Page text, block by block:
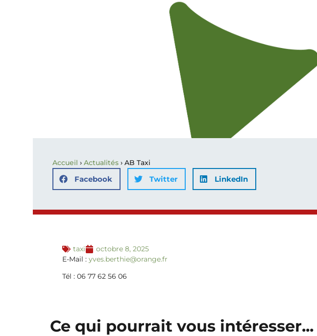
Accueil ›Actualités ›AB Taxi
Facebook Twitter LinkedIn
taxi
octobre 8, 2025
E-Mail :yves.berthie@orange.fr
Tél : 06 77 62 56 06
Ce qui pourrait vous intéresser...